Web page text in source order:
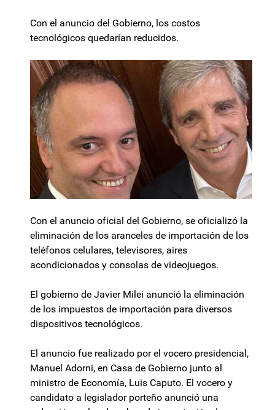
Con el anuncio del Gobierno, los costos
tecnológicos quedarían reducidos.
Con el anuncio oficial del Gobierno, se oficializó la
eliminación de los aranceles de importación de los
teléfonos celulares, televisores, aires
acondicionados y consolas de videojuegos.
El gobierno de Javier Milei anunció la eliminación
de los impuestos de importación para diversos
dispositivos tecnológicos.
El anuncio fue realizado por el vocero presidencial,
Manuel Adorni, en Casa de Gobierno junto al
ministro de Economía, Luis Caputo. El vocero y
candidato a legislador porteño anunció una